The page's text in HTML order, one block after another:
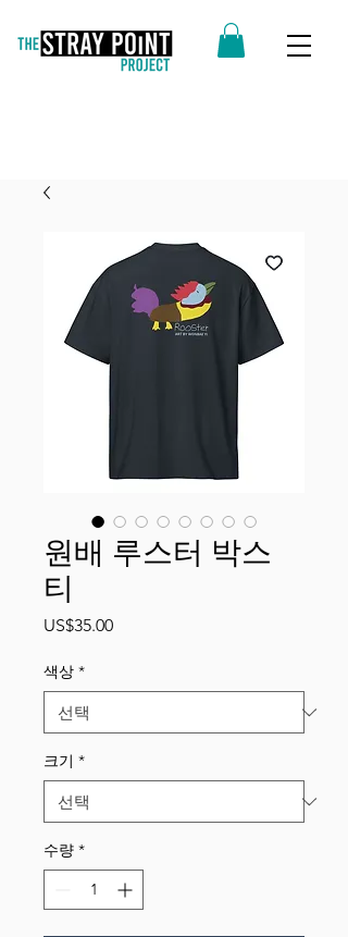
원배 루스터 박스
티
US$35.00가
색상 *
크기 *
수량 *